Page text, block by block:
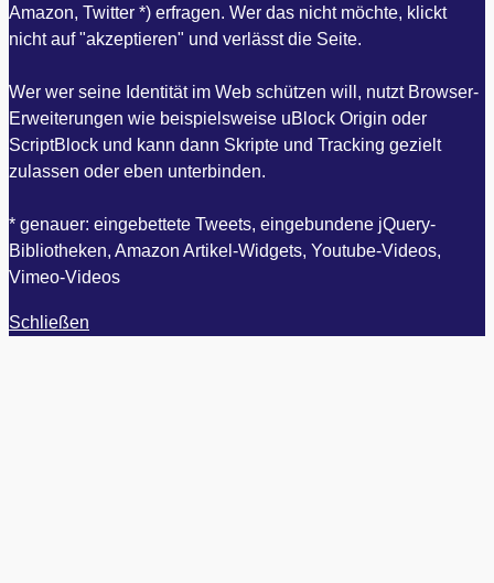
Amazon, Twitter *) erfragen. Wer das nicht möchte, klickt
nicht auf "akzeptieren" und verlässt die Seite.
Wer wer seine Identität im Web schützen will, nutzt Browser-
Erweiterungen wie beispielsweise uBlock Origin oder
ScriptBlock und kann dann Skripte und Tracking gezielt
zulassen oder eben unterbinden.
* genauer: eingebettete Tweets, eingebundene jQuery-
Bibliotheken, Amazon Artikel-Widgets, Youtube-Videos,
Vimeo-Videos
Schließen